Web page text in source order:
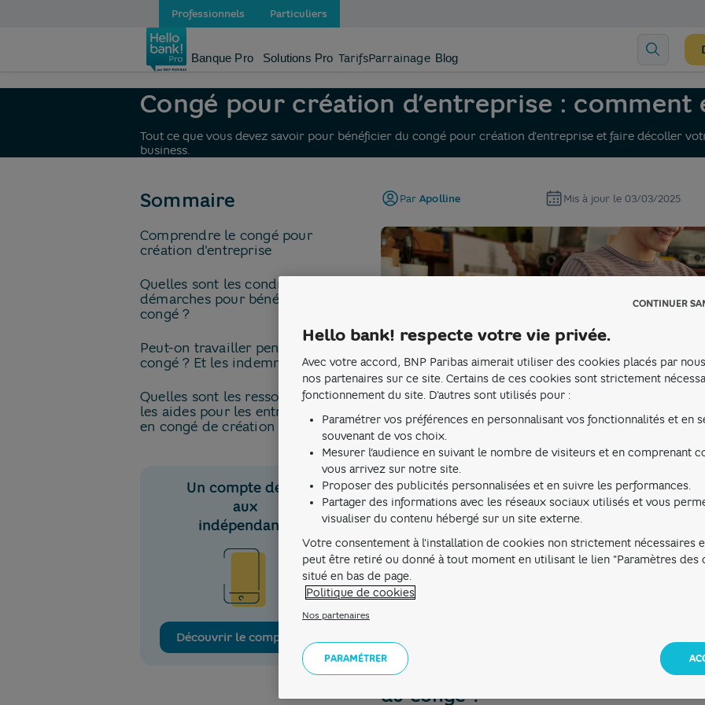
Professionnels Particuliers
Banque Pro Solutions Pro TarifsParrainage Blog
Congé pour création d’entreprise : comment
Tout ce que vous devez savoir pour bénéficier du congé pour création d'entreprise et faire décoller
business.
Par Apolline Mis à jour le03/03/2025
Sommaire
Comprendre le congé pour
création d'entreprise
Quelles sont les conditions et
démarches pour bénéficier du
congé ?
Peut-on travailler pendant le
congé ? Et les indemnités ?
Quelles sont les ressources et
les aides pour les entrepreneurs
en congé de création ?
Un compte dédié
aux
indépendants
Découvrir le compte pro
Comprendre le congé pour
Le congé pour création d’entreprise est un dispositif
entrepreneurial tout en gardant une sécurité de retour à
bank! Pro vous partage tout ce qu’il y a à savoir sur le
démarches de cette opportunité.
Àquels congés a-t-on droit pour créer une entreprise
permet desuspendre votre contrat de travailpour vous
projet entrepreneurial​. L’avantage ? Vous conservez
actuel si jamais votre projet tombait à l’eau.
Il est important de faire la différence entrecongé
d’entreprise.
Comment fonctionne une année sabbatique
faire une pause professionnelle, de prendre du recul, de
projets personnels qui n’ont aucune ambition
création d’entreprise
est spécialement conçu pour la
De plus, il confère des garanties solides et des
Quelles sont les conditions et
du congé ?
Hello bank! respecte votre vie privée.
Avec votre accord, BNP Paribas aimerait utiliser des cookies placés par
nos partenaires sur ce site. Certains de ces cookies sont strictement
fonctionnement du site. D'autres sont utilisés pour :
Paramétrer vos préférences en personnalisant vos fonctionnalités et en
souvenant de vos choix.
Mesurer l’audience en suivant le nombre de visiteurs et en comprenant
vous arrivez sur notre site.
Proposer des publicités personnalisées et en suivre les performances.
Partager des informations avec les réseaux sociaux utilisés et vous
visualiser du contenu hébergé sur un site externe.
Votre consentement à l'installation de cookies non strictement nécessaires
peut être retiré ou donné à tout moment en utilisant le lien "Paramètres des
situé en bas de page.
Politique de cookies
Nos partenaires
PARAMÉTRER
CONTINUER